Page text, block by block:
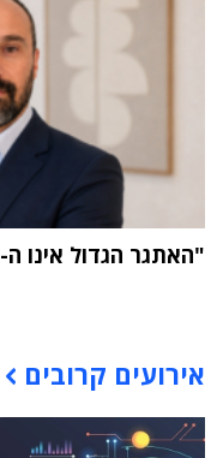
"האתגר הגדול אינו ה-AI אלא הטמעתה בארגון"
אירועים קרובים